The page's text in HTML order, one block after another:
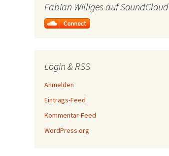
Fabian Williges auf SoundCloud
Login & RSS
Anmelden
Eintrags-Feed
Kommentar-Feed
WordPress.org